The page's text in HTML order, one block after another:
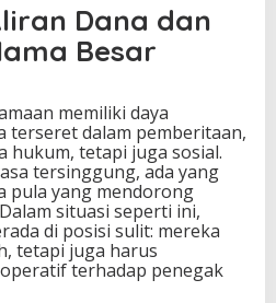
Dana dan
Besar
memiliki daya
terseret dalam pemberitaan,
hukum, tetapi juga sosial.
tersinggung, ada yang
pula yang mendorong
situasi seperti ini,
di posisi sulit: mereka
tetapi juga harus
terhadap penegak